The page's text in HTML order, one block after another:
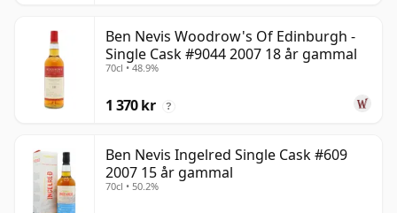
Ben Nevis Woodrow's Of Edinburgh -
Single Cask #9044 2007 18 år gammal
70cl • 48.9%
1 370 kr ?
Ben Nevis Ingelred Single Cask #609
2007 15 år gammal
70cl • 50.2%